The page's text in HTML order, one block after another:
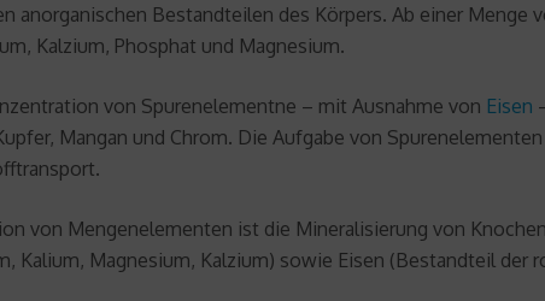
anorganischen Bestandteilen des Körpers. Ab einer
Kalzium, Phosphat und Magnesium.
von Spurenelementne – mit Ausnahme von Eisen
Mangan und Chrom. Die Aufgabe von
von Mengenelementen ist die Mineralisierung von
Kalium, Magnesium, Kalzium) sowie Eisen (Bestandteil der